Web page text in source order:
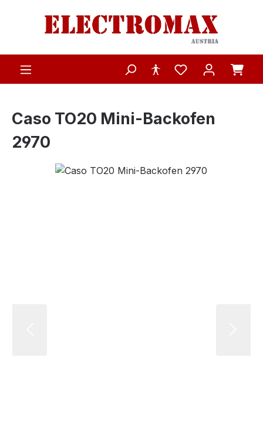
Zum Hauptinhalt springen
Caso TO20 Mini-Backofen
2970
Bildergalerie überspringen